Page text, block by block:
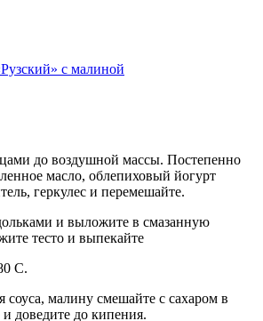
с малиной
до воздушной массы. Постепенно
масло, облепиховый йогурт
геркулес и перемешайте.
и выложите в смазанную
тесто и выпекайте
С.
соуса, малину смешайте с сахаром в
доведите до кипения.